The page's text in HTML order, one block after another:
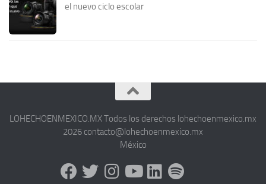
el nuevo ciclo escolar
LOHECHOENMEXICO.MX Todos los derechos lohechoenmexico.mx
2026 contacto@lohechoenmexico.mx
México